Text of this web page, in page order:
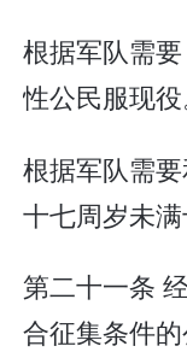
根据军队需
性公民服现役
根据军队需
十七周岁未满
第二十一条
合征集条件的